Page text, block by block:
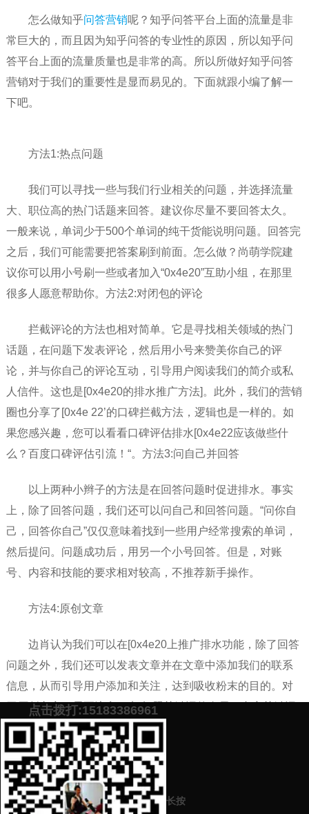
怎么做知乎问答营销呢？知乎问答平台上面的流量是非
常巨大的，而且因为知乎问答的专业性的原因，所以知乎问
答平台上面的流量质量也是非常的高。所以所做好知乎问答
营销对于我们的重要性是显而易见的。下面就跟小编了解一
下吧。
方法1:热点问题
我们可以寻找一些与我们行业相关的问题，并选择流量
大、职位高的热门话题来回答。建议你尽量不要回答太久。
一般来说，单词少于500个单词的纯干货能说明问题。回答完
之后，我们可能需要把答案刷到前面。怎么做？尚萌学院建
议你可以用小号刷一些或者加入“0x4e20”互助小组，在那里
很多人愿意帮助你。方法2:对闭包的评论
拦截评论的方法也相对简单。它是寻找相关领域的热门
话题，在问题下发表评论，然后用小号来赞美你自己的评
论，并与你自己的评论互动，引导用户阅读我们的简介或私
人信件。这也是[0x4e20的排水推广方法]。此外，我们的营销
圈也分享了[0x4e 22’的口碑拦截方法，逻辑也是一样的。如
果您感兴趣，您可以看看口碑评估排水[0x4e22应该做些什
么？百度口碑评估引流！“。方法3:问自己并回答
以上两种小辫子的方法是在回答问题时促进排水。事实
上，除了回答问题，我们还可以问自己和回答问题。“问你自
己，回答你自己”仅仅意味着找到一些用户经常搜索的单词，
然后提问。问题成功后，用另一个小号回答。但是，对账
号、内容和技能的要求相对较高，不推荐新手操作。
方法4:原创文章
边肖认为我们可以在[0x4e20上推广排水功能，除了回答
问题之外，我们还可以发表文章并在文章中添加我们的联系
信息，从而引导用户添加和关注，达到吸收粉末的目的。对
于原创文章，需要注意三点:标题关键词的布局，内容关键词
的优化，引导诱饵的信息。只要把握好这三点，通过原创文
章做好知乎的推广和引流。
预约营销老师 添加微信号：scyxch
案！
点击拨打:15183386961
长按